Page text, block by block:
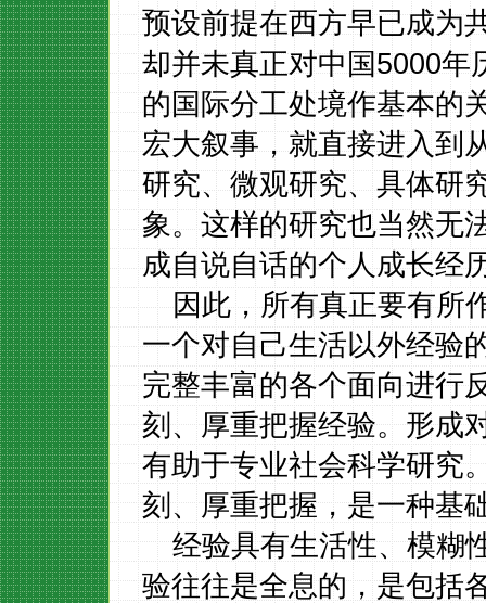
预设前提在西方早已成为
却并未真正对中国5000年
的国际分工处境作基本的
宏大叙事，就直接进入到
研究、微观研究、具体研
象。这样的研究也当然无
成自说自话的个人成长经
因此，所有真正要有所
一个对自己生活以外经验
完整丰富的各个面向进行
刻、厚重把握经验。形成
有助于专业社会科学研究
刻、厚重把握，是一种基
经验具有生活性、模糊
验往往是全息的，是包括